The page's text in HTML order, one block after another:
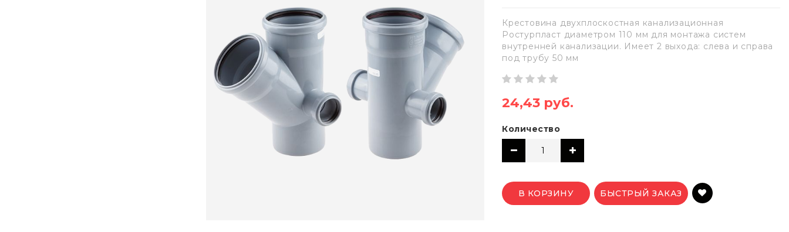
Крестовина двухплоскостная канализационная
Ростурпласт диаметром 110 мм для монтажа систем
внутренней канализации. Имеет 2 выхода: слева и справа
под трубу 50 мм
24,43 руб.
Количество
В КОРЗИНУ БЫСТРЫЙ ЗАКАЗ